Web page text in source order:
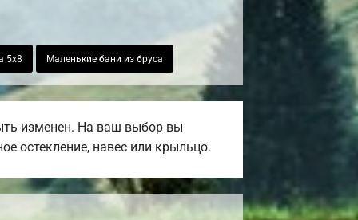
5х8 Маленькие бани из бруса
изменен. На ваш выбор вы
остекление, навес или крыльцо.